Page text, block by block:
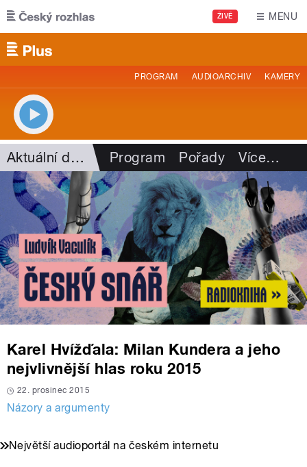
Přejít k hlavnímu obsahu
ŽIVĚ MENU
PROGRAM AUDIOARCHIV KAMERY
Aktuální dění Program Pořady Více…
Karel Hvížďala: Milan Kundera a jeho
nejvlivnější hlas roku 2015
22. prosinec 2015
Názory a argumenty
Největší audioportál na českém internetu